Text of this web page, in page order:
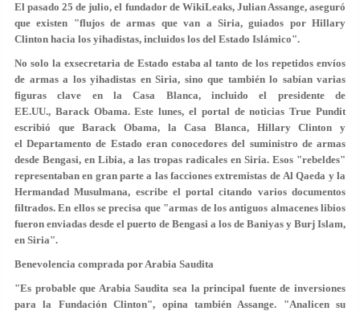
El pasado 25 de julio, el fundador de WikiLeaks, Julian Assange, aseguró
que existen "flujos de armas que van a Siria, guiados por Hillary
Clinton hacia los yihadistas, incluidos los del Estado Islámico".
No solo la exsecretaria de Estado estaba al tanto de los repetidos envíos
de armas a los yihadistas en Siria, sino que también lo sabían varias
figuras clave en la Casa Blanca, incluido el presidente de
EE.UU., Barack Obama. Este lunes, el portal de noticias True Pundit
escribió que Barack Obama, la Casa Blanca, Hillary Clinton y
el Departamento de Estado eran conocedoresdel suministro de armas
desde Bengasi, en Libia, a las tropas radicales en Siria. Esos "rebeldes"
representaban en gran parte a las facciones extremistas de Al Qaeda y la
Hermandad Musulmana, escribe el portal citando varios documentos
filtrados. En ellos se precisa que "armas de los antiguos almacenes libios
fueron enviadas desde el puerto de Bengasi a los de Baniyas y Burj Islam,
en Siria".
Benevolencia comprada por Arabia Saudita
"Es probable que Arabia Saudita sea la principal fuente de inversiones
para la Fundación Clinton", opina también Assange. "Analicen su